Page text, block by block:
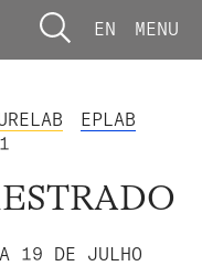
EN MENU
EPLAB
A 19 DE JULHO